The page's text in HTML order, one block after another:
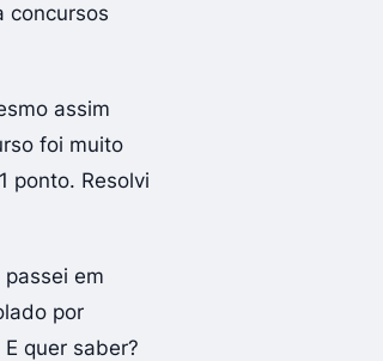
concursos
assim
foi muito
ponto. Resolvi
em
por
quer saber?